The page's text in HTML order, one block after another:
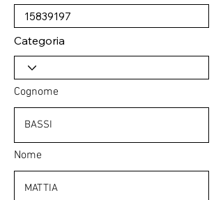
Categoria
Cognome
Nome